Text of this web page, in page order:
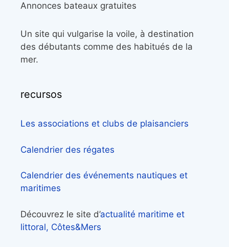
Annonces bateaux gratuites
Un site qui vulgarise la voile, à destination
des débutants comme des habitués de la
mer.
recursos
Les associations et clubs de plaisanciers
Calendrier des régates
Calendrier des événements nautiques et
maritimes
Découvrez le site d’actualité maritime et
littoral, Côtes&Mers